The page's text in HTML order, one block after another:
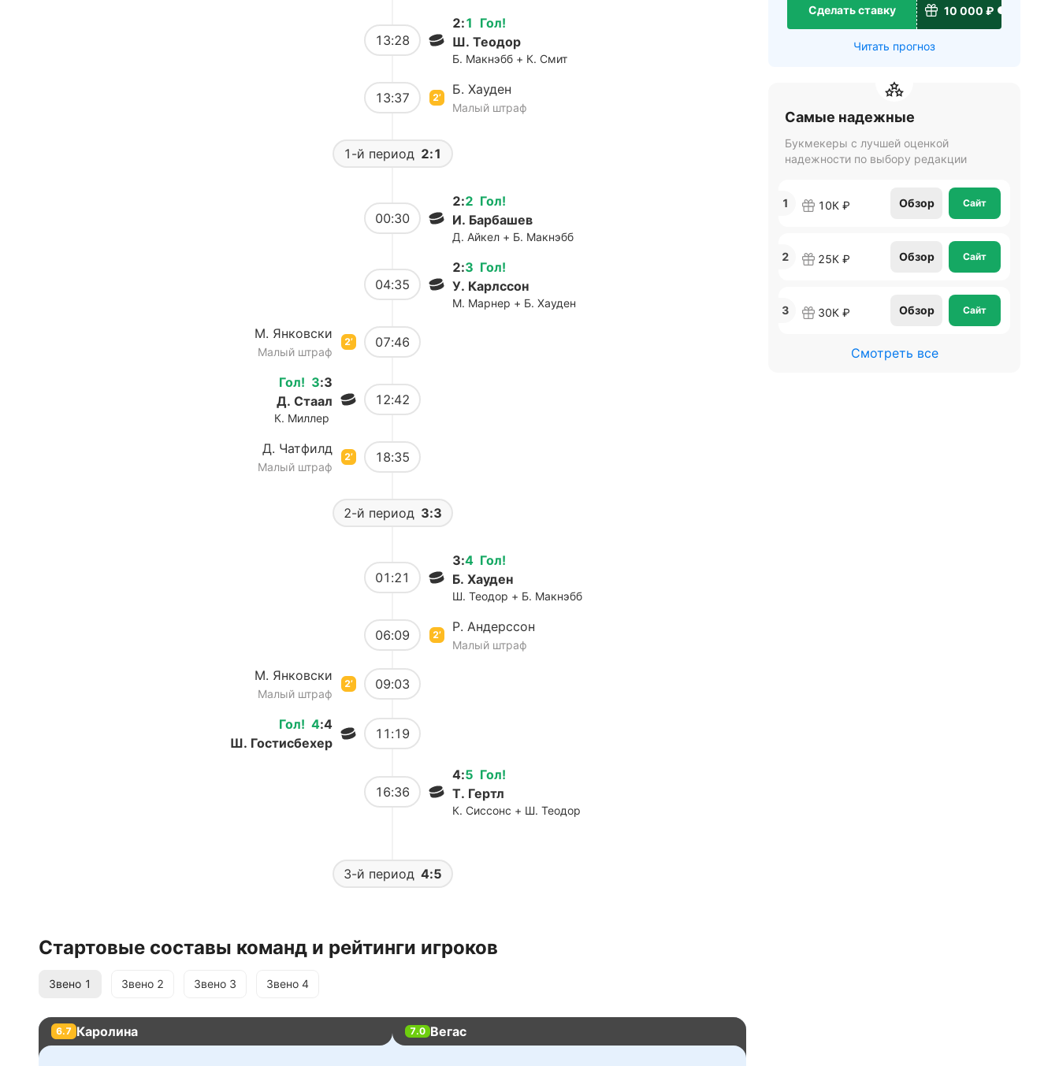
13:28
Гол!
2:1
Ш. Теодор
Б. Макнэбб + К. Смит
13:37 2’
Б. Хауден
Малый штраф
1-й период 2:1
00:30
Гол!
2:2
И. Барбашев
Д. Айкел + Б. Макнэбб
04:35
Гол!
2:3
У. Карлссон
М. Марнер + Б. Хауден
2’
М. Янковски
Малый штраф
07:46
Гол! 3:3
Д. Стаал
К. Миллер
12:42
2’
Д. Чатфилд
Малый штраф
18:35
2-й период 3:3
01:21
Гол!
3:4
Б. Хауден
Ш. Теодор + Б. Макнэбб
06:09 2’
Р. Андерссон
Малый штраф
2’
М. Янковски
Малый штраф
09:03
Гол! 4:4
Ш. Гостисбехер
11:19
16:36
Гол!
4:5
Т. Гертл
К. Сиссонс + Ш. Теодор
3-й период 4:5
Стартовые составы команд и рейтинги игроков
Звено 1 Звено 2 Звено 3 Звено 4
6.7 Каролина 7.0 Вегас
Сделать ставку 10 000 ₽
Читать прогноз
Самые надежные
Букмекеры с лучшей оценкой
надежности по выбору редакции
1 10К ₽ Обзор Сайт
2 25К ₽ Обзор Сайт
3 30К ₽ Обзор Сайт
Смотреть все